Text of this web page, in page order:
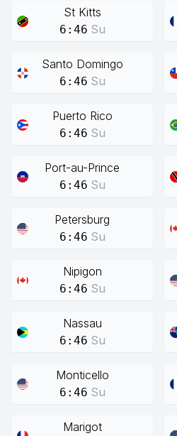
St Kitts
6:46 Su
Santo Domingo
6:46 Su
Puerto Rico
6:46 Su
Port-au-Prince
6:46 Su
Petersburg
6:46 Su
Nipigon
6:46 Su
Nassau
6:46 Su
Monticello
6:46 Su
Marigot